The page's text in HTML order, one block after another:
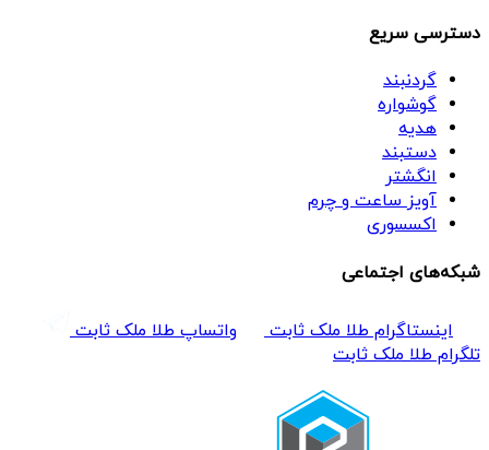
دسترسی سریع
گردنبند
گوشواره
هدیه
دستبند
انگشتر
آویز ساعت و چرم
اکسسوری
شبکه‌های اجتماعی
اینستاگرام طلا ملک ثابت
واتساپ طلا ملک ثابت
تلگرام طلا ملک ثابت